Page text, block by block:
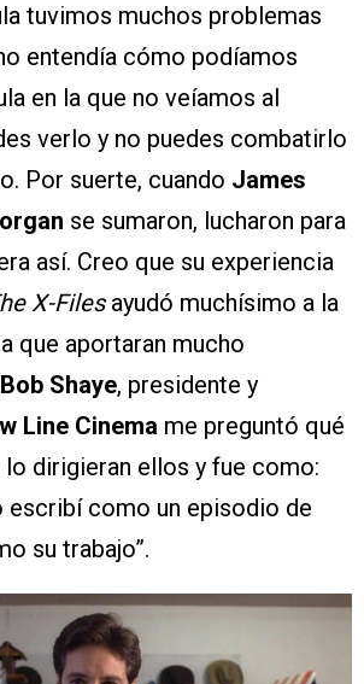
tuvimos muchos problemas
entendía cómo podíamos
en la que no veíamos al
verlo y no puedes combatirlo
Por suerte, cuando James
se sumaron, lucharon para
así. Creo que su experiencia
X-Filesayudó muchísimo a la
que aportaran mucho
Bob Shaye, presidente y
Line Cinema me preguntó qué
dirigieran ellos y fue como:
escribí como un episodio de
su trabajo”.